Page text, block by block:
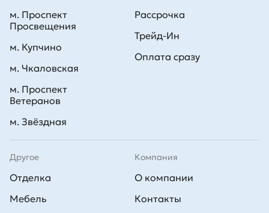
Рассрочка
Трейд-Ин
Оплата сразу
Другое
Отделка
Мебель
Компания
О компании
Контакты
м. Проспект
Просвещения
м. Купчино
м. Чкаловская
м. Проспект
Ветеранов
м. Звёздная